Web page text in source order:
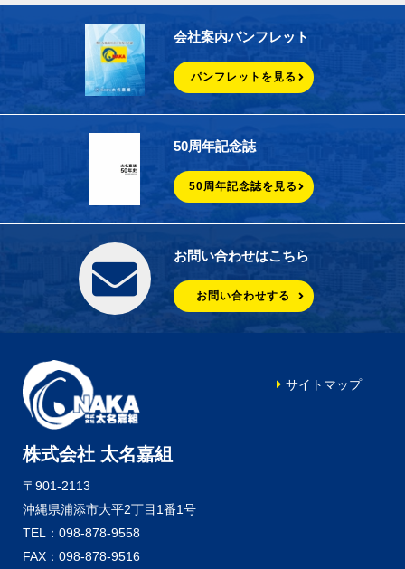
会社案内パンフレット
パンフレットを見る
50周年記念誌
50周年記念誌を見る
お問い合わせはこちら
お問い合わせする
株式会社 太名嘉組
〒901-2113
沖縄県浦添市大平2丁目1番1号
TEL：098-878-9558
FAX：098-878-9516
サイトマップ